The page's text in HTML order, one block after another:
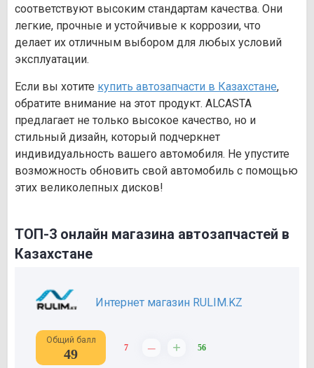
соответствуют высоким стандартам качества. Они
легкие, прочные и устойчивые к коррозии, что
делает их отличным выбором для любых условий
эксплуатации.
Если вы хотите купить автозапчасти в Казахстане,
обратите внимание на этот продукт. ALCASTA
предлагает не только высокое качество, но и
стильный дизайн, который подчеркнет
индивидуальность вашего автомобиля. Не упустите
возможность обновить свой автомобиль с помощью
этих великолепных дисков!
ТОП-3 онлайн магазина автозапчастей в
Казахстане
Интернет магазин RULIM.KZ
Общий балл
49 7 – + 56